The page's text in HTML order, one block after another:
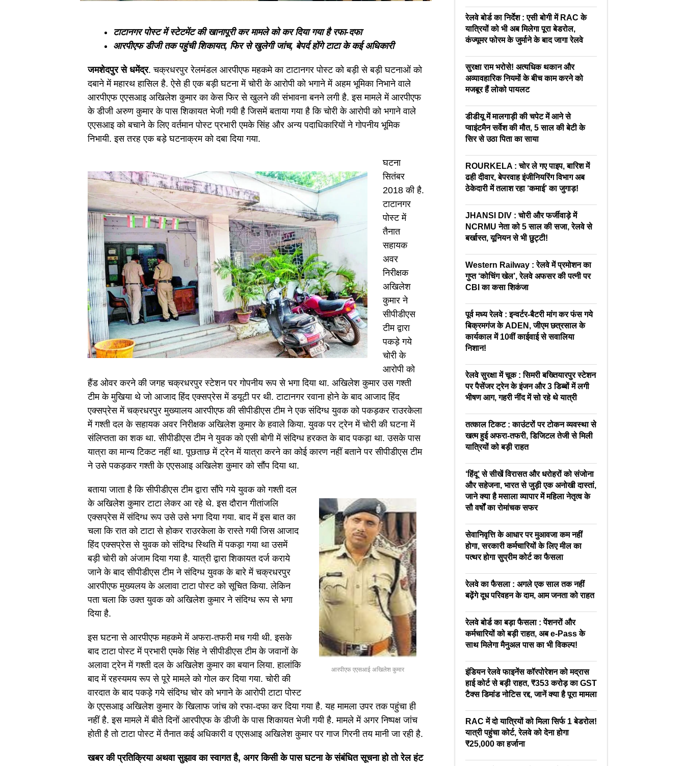
टाटानगर पोस्ट में स्टेटमेंट की खानापूरी कर मामले को कर दिया गया है रफा-दफा
आरपीएफ डीजी तक पहुंची शिकायत, फिर से खुलेगी जांच, बेपर्द होंगे टाटा के कई अधिकारी
जमशेदपुर से धमेंद्र. चक्रधरपुर रेलमंडल आरपीएफ महकमे का टाटानगर पोस्ट को बड़ी से बड़ी घटनाओं को
दबाने में महारथ हासिल है. ऐसे ही एक बड़ी घटना में चोरी के आरोपी को भगाने में अहम भूमिका निभाने वाले
आरपीएफ एएसआइ अखिलेश कुमार का केस फिर से खुलने की संभावना बनने लगी है. इस मामले में आरपीएफ
के डीजी अरुण कुमार के पास शिकायत भेजी गयी है जिसमें बताया गया है कि चोरी के आरोपी को भगाने वाले
एएसआइ को बचाने के लिए वर्तमान पोस्ट प्रभारी एमके सिंह और अन्य पदाधिकारियों ने गोपनीय भूमिक
निभायी. इस तरह एक बड़े घटनाक्रम को दबा दिया गया.
घटना
सितंबर
2018 की है.
टाटानगर
पोस्ट में
तैनात
सहायक
अवर
निरीक्षक
अखिलेश
कुमार ने
सीपीडीएस
टीम द्वारा
पकड़े गये
चोरी के
आरोपी को
हैंड ओवर करने की जगह चक्रधरपुर स्टेशन पर गोपनीय रूप से भगा दिया था. अखिलेश कुमार उस गश्ती
टीम के मुखिया थे जो आजाद हिंद एक्सप्रेस में डयूटी पर थी. टाटानगर रवाना होने के बाद आजाद हिंद
एक्सप्रेस में चक्रधरपुर मुख्यालय आरपीएफ की सीपीडीएस टीम ने एक संदिग्ध युवक को पकड़कर राउरकेला
में गश्ती दल के सहायक अवर निरीक्षक अखिलेश कुमार के हवाले किया. युवक पर ट्रेन में चोरी की घटना में
संलिप्तता का शक था. सीपीडीएस टीम ने युवक को एसी बोगी में संदिग्ध हरकत के बाद पकड़ा था. उसके पास
यात्रा का मान्य टिकट नहीं था. पूछताछ में ट्रेन में यात्रा करने का कोई कारण नहीं बताने पर सीपीडीएस टीम
ने उसे पकड़कर गश्ती के एएसआइ अखिलेश कुमार को सौंप दिया था.
आरपीएफ एएसआई अखिलेश कुमार
बताया जाता है कि सीपीडीएस टीम द्वारा सौंपे गये युवक को गश्ती दल
के अखिलेश कुमार टाटा लेकर आ रहे थे. इस दौरान गीतांजलि
एक्सप्रेस में संदिग्ध रूप उसे उसे भगा दिया गया. बाद में इस बात का
चला कि रात को टाटा से होकर राउरकेला के रास्ते गयी जिस आजाद
हिंद एक्सप्रेस से युवक को संदिग्ध स्थिति में पकड़ा गया था उसमें
बड़ी चोरी को अंजाम दिया गया है. यात्री द्वारा शिकायत दर्ज कराये
जाने के बाद सीपीडीएस टीम ने संदिग्ध युवक के बारे में चक्रधरपुर
आरपीएफ मुख्यलय के अलावा टाटा पोस्ट को सूचित किया. लेकिन
पता चला कि उक्त युवक को अखिलेश कुमार ने संदिग्ध रूप से भगा
दिया है.
इस घटना से आरपीएफ महकमे में अफरा-तफरी मच गयी थी. इसके
बाद टाटा पोस्ट में प्रभारी एमके सिंह ने सीपीडीएस टीम के जवानों के
अलावा ट्रेन में गश्ती दल के अखिलेश कुमार का बयान लिया. हालांकि
बाद में रहस्यमय रूप से पूरे मामले को गोल कर दिया गया. चोरी की
वारदात के बाद पकड़े गये संदिग्ध चोर को भगाने के आरोपी टाटा पोस्ट
के एएसआइ अखिलेश कुमार के खिलाफ जांच को रफा-दफा कर दिया गया है. यह मामला उपर तक पहुंचा ही
नहीं है. इस मामले में बीते दिनों आरपीएफ के डीजी के पास शिकायत भेजी गयी है. मामले में अगर निष्पक्ष जांच
होती है तो टाटा पोस्ट में तैनात कई अधिकारी व एएसआइ अखिलेश कुमार पर गाज गिरनी तय मानी जा रही है.
खबर की प्रतिक्रिया अथवा सुझाव का स्वागत है, अगर किसी के पास घटना के संबंधित सूचना हो तो रेल हंट
रेलवे बोर्ड का निर्देश : एसी बोगी में RAC के
यात्रियों को भी अब मिलेगा पूरा बेडरोल,
कंज्यूमर फोरम के जुर्माने के बाद जागा रेलवे
सुरक्षा राम भरोसे! अत्यधिक थकान और
अव्यावहारिक नियमों के बीच काम करने को
मजबूर हैं लोको पायलट
डीडीयू में मालगाड़ी की चपेट में आने से
प्वाइंटमैन सर्वेश की मौत, 5 साल की बेटी के
सिर से उठा पिता का साया
ROURKELA : चोर ले गए पाइप, बारिश में
ढही दीवार, बेपरवाह इंजीनियरिंग विभाग अब
ठेकेदारी में तलाश रहा ‘कमाई’ का जुगाड़!
JHANSI DIV : चोरी और फर्जीवाड़े में
NCRMU नेता को 5 साल की सजा, रेलवे से
बर्खास्त, यूनियन से भी छुट्टी!
Western Railway : रेलवे में प्रमोशन का
गुप्त ‘कोचिंग खेल’, रेलवे अफसर की पत्नी पर
CBI का कसा शिकंजा
पूर्व मध्य रेलवे : इन्वर्टर-बैटरी मांग कर फंस गये
बिक्रमगंज के ADEN, जीएम छत्रसाल के
कार्यकाल में 10वीं काईवाई से सवालिया
निशान!
रेलवे सुरक्षा में चूक : सिमरी बख्तियारपुर स्टेशन
पर पैसेंजर ट्रेन के इंजन और 3 डिब्बों में लगी
भीषण आग, गहरी नींद में सो रहे थे यात्री
तत्काल टिकट : काउंटरों पर टोकन व्यवस्था से
खत्म हुई अफरा-तफरी, डिजिटल तेजी से मिली
यात्रियों को बड़ी राहत
‘हिंदू’ से सीखें विरासत और धरोहरों को संजोना
और सहेजना, भारत से जुड़ी एक अनोखी दास्तां,
जाने क्या है मसाला व्यापार में महिला नेतृत्व के
सौ वर्षों का रोमांचक सफर
सेवानिवृत्ति के आधार पर मुआवजा कम नहीं
होगा, सरकारी कर्मचारियों के लिए मील का
पत्थर होगा सुप्रीम कोर्ट का फैसला
रेलवे का फैसला : अगले एक साल तक नहीं
बढ़ेंगे दूध परिवहन के दाम, आम जनता को राहत
रेलवे बोर्ड का बड़ा फैसला : पेंशनरों और
कर्मचारियों को बड़ी राहत, अब e-Pass के
साथ मिलेगा मैनुअल पास का भी विकल्प!
इंडियन रेलवे फाइनेंस कॉरपोरेशन को मद्रास
हाई कोर्ट से बड़ी राहत, ₹353 करोड़ का GST
टैक्स डिमांड नोटिस रद्द, जानें क्या है पूरा मामला
RAC में दो यात्रियों को मिला सिर्फ 1 बेडरोल!
यात्री पहुंचा कोर्ट, रेलवे को देना होगा
₹25,000 का हर्जाना